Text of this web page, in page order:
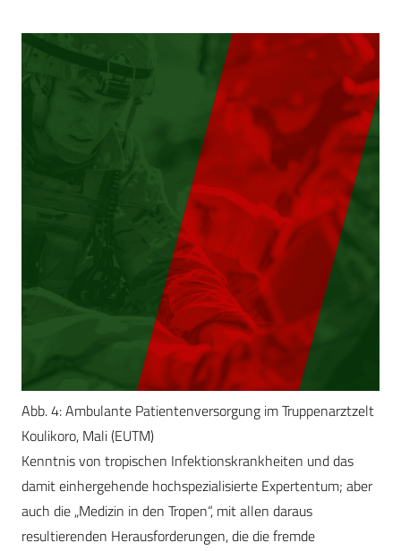
Abb. 4: Ambulante Patientenversorgung im Truppenarztzelt
Koulikoro, Mali (EUTM)
Kenntnis von tropischen Infektionskrankheiten und das
damit einhergehende hochspezialisierte Expertentum; aber
auch die „Medizin in den Tropen“, mit allen daraus
resultierenden Herausforderungen, die die fremde